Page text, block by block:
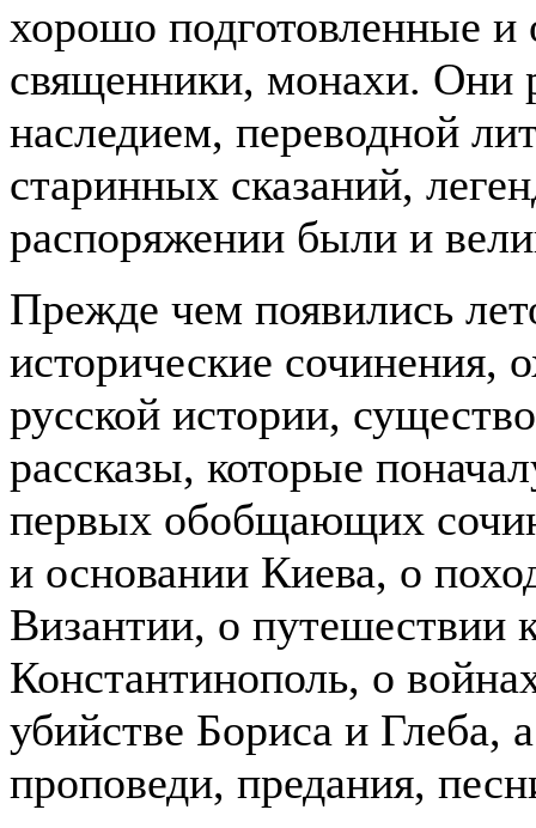
хорошо подготовленные
священники, монахи. Они
наследием, переводной
старинных сказаний,
распоряжении были и
Прежде чем появились
исторические сочинения,
русской истории,
рассказы, которые
первых обобщающих
и основании Киева, о
Византии, о путешествии
Константинополь, о
убийстве Бориса и
проповеди, предания,